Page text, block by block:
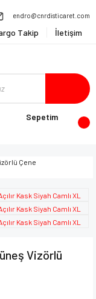
endro@cnrdisticaret.com
Takip İletişim
Sepetim
Vizörlü